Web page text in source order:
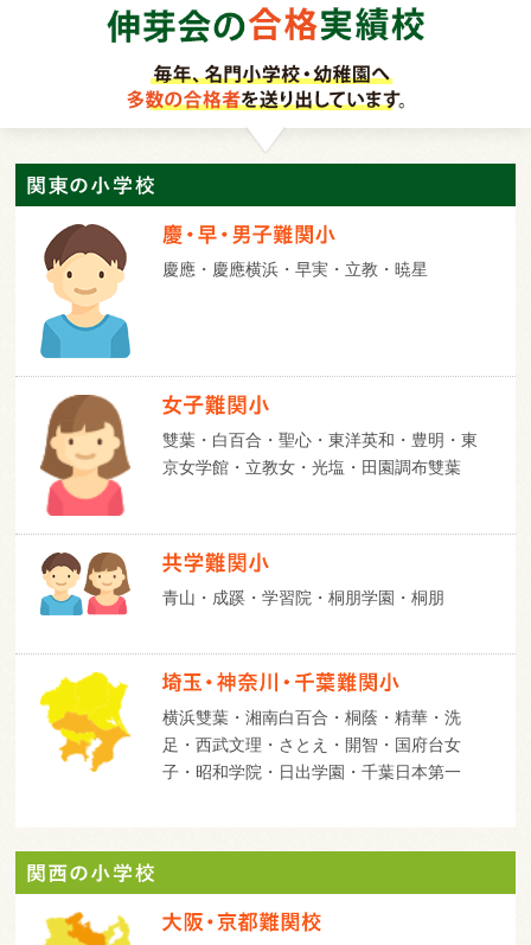
慶應・慶應横浜・早実・立教・暁星
雙葉・白百合・聖心・東洋英和・豊明・東
京女学館・立教女・光塩・田園調布雙葉
青山・成蹊・学習院・桐朋学園・桐朋
横浜雙葉・湘南白百合・桐蔭・精華・洗
足・西武文理・さとえ・開智・国府台女
子・昭和学院・日出学園・千葉日本第一